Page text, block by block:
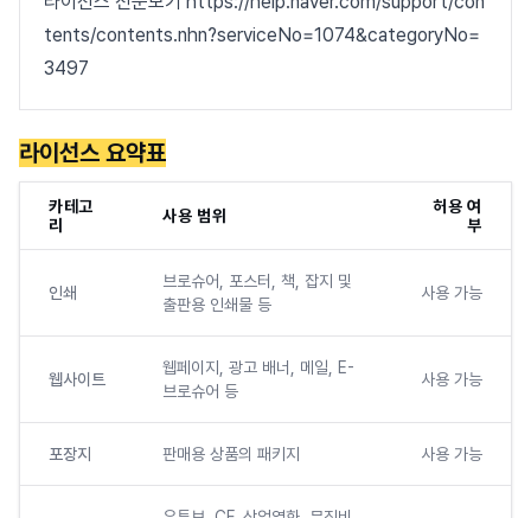
tents/contents.nhn?serviceNo=1074&categoryNo=
3497
라이선스 요약표
카테고
리
사용 범위
허용 여
부
인쇄
브로슈어, 포스터, 책, 잡지 및
출판용 인쇄물 등
사용 가능
웹사이트
웹페이지, 광고 배너, 메일, E-
브로슈어 등
사용 가능
포장지 판매용 상품의 패키지 사용 가능